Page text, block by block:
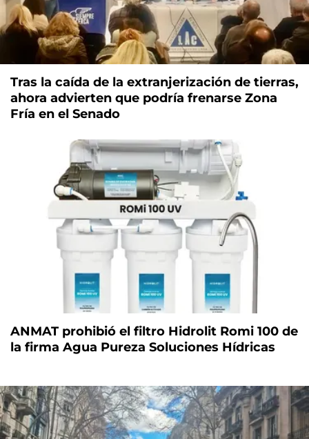
Tras la caída de la extranjerización de tierras,
ahora advierten que podría frenarse Zona
Fría en el Senado
ANMAT prohibió el filtro Hidrolit Romi 100 de
la firma Agua Pureza Soluciones Hídricas